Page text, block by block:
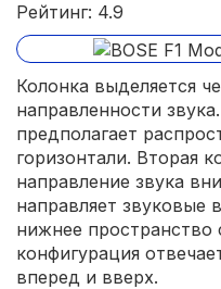
Рейтинг: 4.9
Колонка выделяется
направленности
предполагает
горизонтали. Вторая
направление звука
направляет звуковые
нижнее пространство
конфигурация
вперед и вверх.